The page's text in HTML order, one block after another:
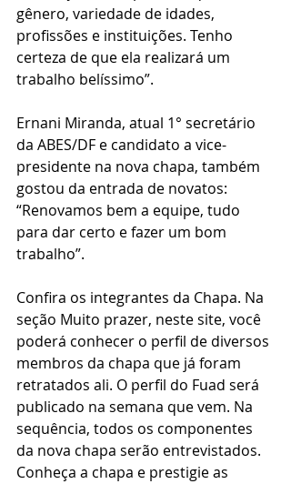
gênero, variedade de idades,
profissões e instituições. Tenho
certeza de que ela realizará um
trabalho belíssimo”.
Ernani Miranda, atual 1° secretário
da ABES/DF e candidato a vice-
presidente na nova chapa, também
gostou da entrada de novatos:
“Renovamos bem a equipe, tudo
para dar certo e fazer um bom
trabalho”.
Confira os integrantes da Chapa. Na
seção Muito prazer, neste site, você
poderá conhecer o perfil de diversos
membros da chapa que já foram
retratados ali. O perfil do Fuad será
publicado na semana que vem. Na
sequência, todos os componentes
da nova chapa serão entrevistados.
Conheça a chapa e prestigie as